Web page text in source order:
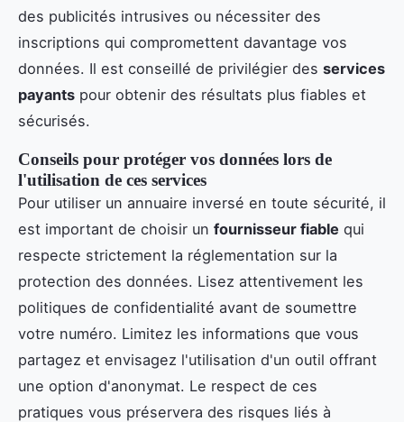
des publicités intrusives ou nécessiter des
inscriptions qui compromettent davantage vos
données. Il est conseillé de privilégier des services
payants pour obtenir des résultats plus fiables et
sécurisés.
Conseils pour protéger vos données lors de
l'utilisation de ces services
Pour utiliser un annuaire inversé en toute sécurité, il
est important de choisir un fournisseur fiable qui
respecte strictement la réglementation sur la
protection des données. Lisez attentivement les
politiques de confidentialité avant de soumettre
votre numéro. Limitez les informations que vous
partagez et envisagez l'utilisation d'un outil offrant
une option d'anonymat. Le respect de ces
pratiques vous préservera des risques liés à